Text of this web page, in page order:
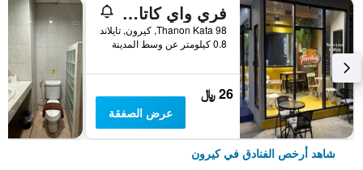
فري واي كاتا بيتش هوستل
98 Thanon Kata, كيرون, تايلاند
0.8 كيلومتر عن وسط المدينة
26 ﷼
عرض الصفقة
شاهد أرخص الفنادق في كيرون